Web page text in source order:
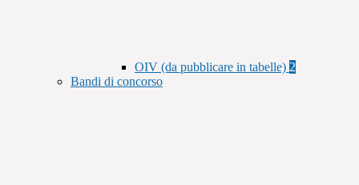
OIV (da pubblicare in tabelle) 2
Bandi di concorso